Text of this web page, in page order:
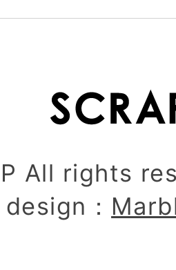
All rights
design：